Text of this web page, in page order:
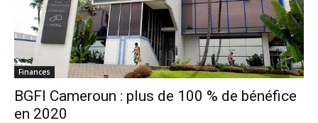
Finances
BGFI Cameroun : plus de 100 % de bénéfice
en 2020